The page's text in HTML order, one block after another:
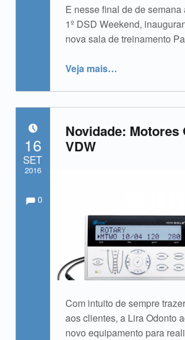
E nesse final de de semana
1º DSD Weekend,
nova sala de treinamento
Veja mais…
Novidade: Motores
VDW
Com intuito de sempre
aos clientes, a Lira Odonto
novo equipamento para
POSTADO EM:
16
SET
2016
Escrito por: 0